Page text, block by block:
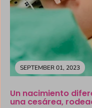
SEPTEMBER 01, 2023
Un nacimiento
una cesárea,